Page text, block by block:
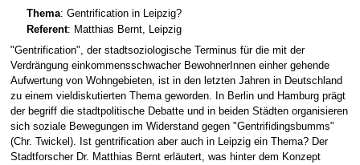
Thema: Gentrification in Leipzig?
Referent: Matthias Bernt, Leipzig
"Gentrification", der stadtsoziologische Terminus für die mit der
Verdrängung einkommensschwacher BewohnerInnen einher gehende
Aufwertung von Wohngebieten, ist in den letzten Jahren in Deutschland
zu einem vieldiskutierten Thema geworden. In Berlin und Hamburg prägt
der begriff die stadtpolitische Debatte und in beiden Städten organisieren
sich soziale Bewegungen im Widerstand gegen "Gentrifidingsbumms"
(Chr. Twickel). Ist gentrification aber auch in Leipzig ein Thema? Der
Stadtforscher Dr. Matthias Bernt erläutert, was hinter dem Konzept